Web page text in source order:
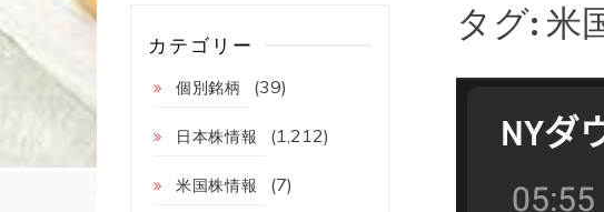
タグ: 米
カテゴリー
個別銘柄 (39)
日本株情報 (1,212)
米国株情報 (7)